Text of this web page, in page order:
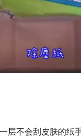
层不会刮皮肤的纸